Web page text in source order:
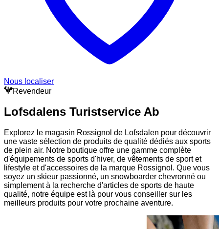
Nous localiser
Revendeur
Lofsdalens Turistservice Ab
Explorez le magasin Rossignol de Lofsdalen pour découvrir
une vaste sélection de produits de qualité dédiés aux sports
de plein air. Notre boutique offre une gamme complète
d'équipements de sports d'hiver, de vêtements de sport et
lifestyle et d'accessoires de la marque Rossignol. Que vous
soyez un skieur passionné, un snowboarder chevronné ou
simplement à la recherche d'articles de sports de haute
qualité, notre équipe est là pour vous conseiller sur les
meilleurs produits pour votre prochaine aventure.